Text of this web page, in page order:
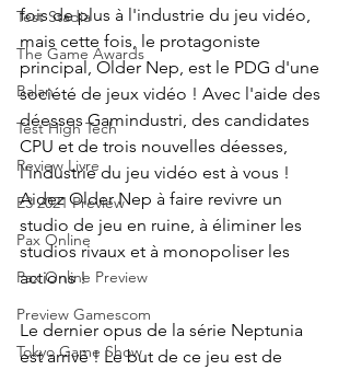
Test Stadia
The Game Awards
Balan
Test High Tech
Review Livre
E3 2021 Preview
Pax Online
Pax Online Preview
Preview Gamescom
Tokyo Game Show
fois de plus à l'industrie du jeu vidéo,
mais cette fois, le protagoniste
principal, Older Nep, est le PDG d'une
société de jeux vidéo ! Avec l'aide des
déesses Gamindustri, des candidates
CPU et de trois nouvelles déesses,
l'industrie du jeu vidéo est à vous !
Aidez Older Nep à faire revivre un
studio de jeu en ruine, à éliminer les
studios rivaux et à monopoliser les
actions !
Le dernier opus de la série Neptunia
est arrivé ! Le but de ce jeu est de